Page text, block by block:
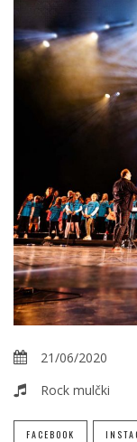
21/06/2020
Rock mulčki
FACEBOOK